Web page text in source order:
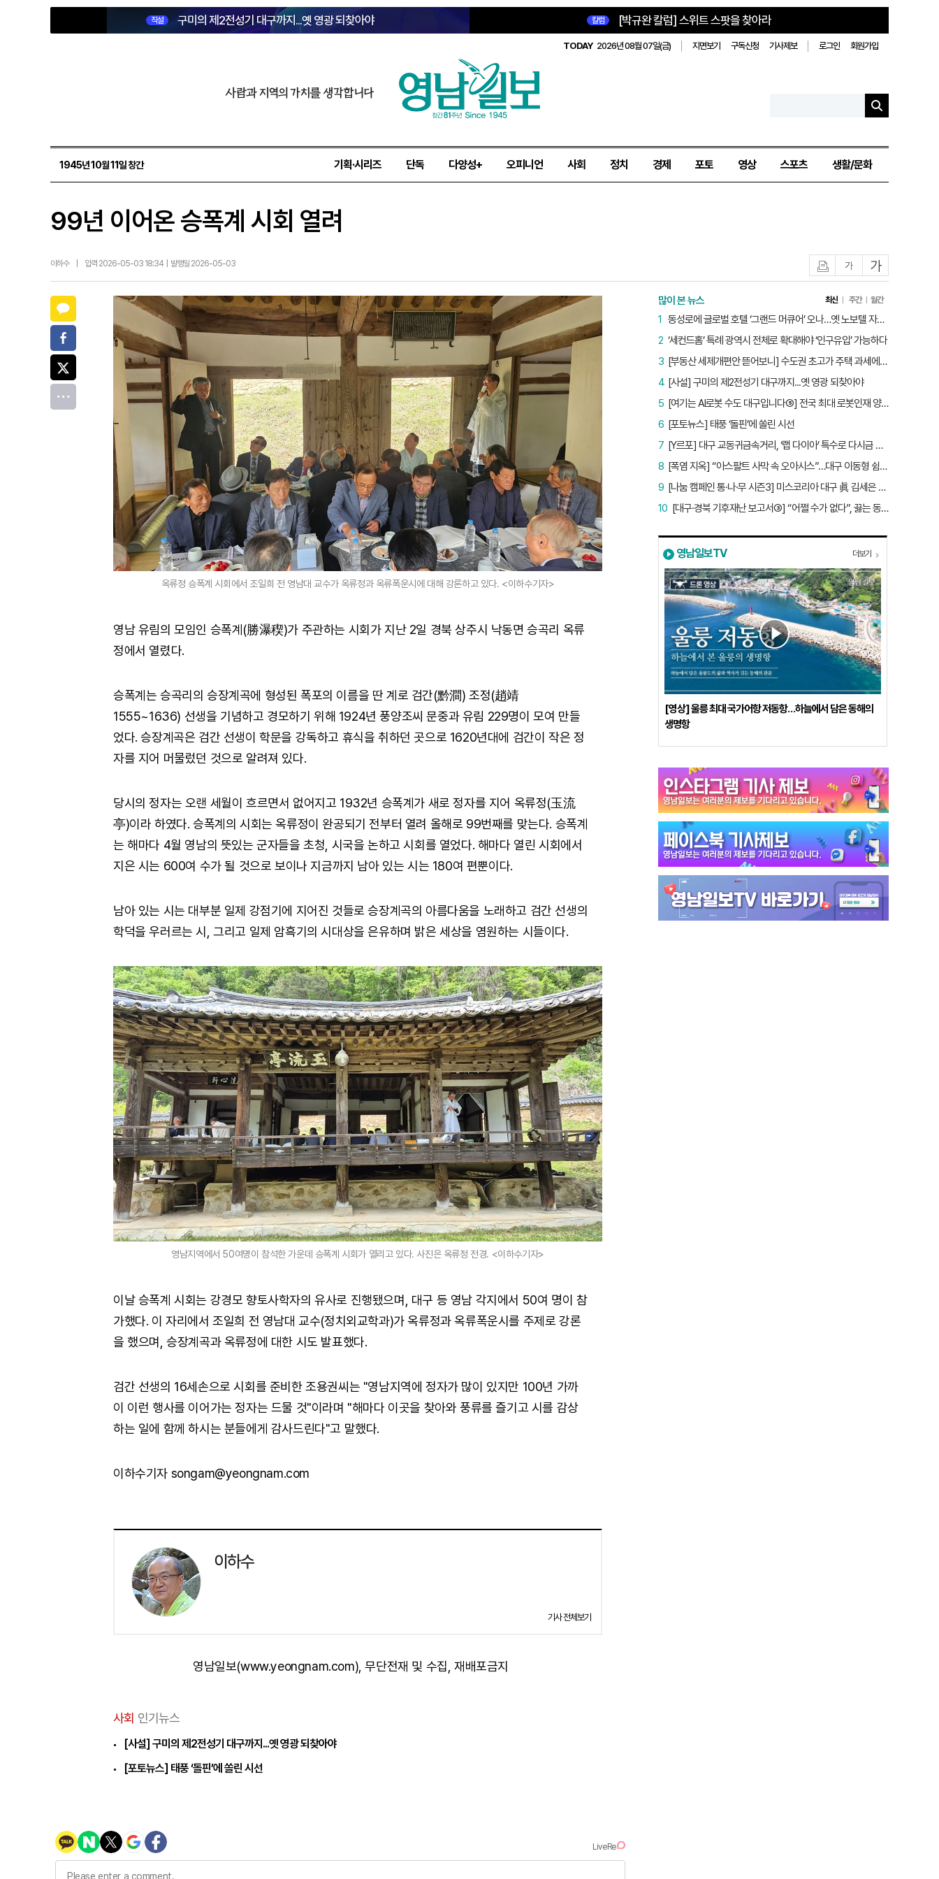
직설 구미의 제2전성기 대구까지...옛 영광 되찾아야 칼럼 [박규완 칼럼] 스위트 스팟을 찾아라
TODAY 2026년 08월 07일(금) 지면보기 구독신청 기사제보 로그인 회원가입
사람과 지역의 가치를 생각합니다
1945년 10월 11일 창간 기획·시리즈 단독 다양성+ 오피니언 사회 정치 경제 포토 영상 스포츠 생활/문화
99년 이어온 승폭계 시회 열려
이하수 입력 2026-05-03 18:34 | 발행일 2026-05-03 글자작게글자크게
옥류정 승폭계 시회에서 조일희 전 영남대 교수가 옥류정과 옥류폭운시에 대해 강론하고 있다. <이하수기자>
영남 유림의 모임인 승폭계(勝瀑稧)가 주관하는 시회가 지난 2일 경북 상주시 낙동면 승곡리 옥류
정에서 열렸다.
승폭계는 승곡리의 승장계곡에 형성된 폭포의 이름을 딴 계로 검간(黔澗) 조정(趙靖
1555~1636) 선생을 기념하고 경모하기 위해 1924년 풍양조씨 문중과 유림 229명이 모여 만들
었다. 승장계곡은 검간 선생이 학문을 강독하고 휴식을 취하던 곳으로 1620년대에 검간이 작은 정
자를 지어 머물렀던 것으로 알려져 있다.
당시의 정자는 오랜 세월이 흐르면서 없어지고 1932년 승폭계가 새로 정자를 지어 옥류정(玉流
亭)이라 하였다. 승폭계의 시회는 옥류정이 완공되기 전부터 열려 올해로 99번째를 맞는다. 승폭계
는 해마다 4월 영남의 뜻있는 군자들을 초청, 시국을 논하고 시회를 열었다. 해마다 열린 시회에서
지은 시는 600여 수가 될 것으로 보이나 지금까지 남아 있는 시는 180여 편뿐이다.
남아 있는 시는 대부분 일제 강점기에 지어진 것들로 승장계곡의 아름다움을 노래하고 검간 선생의
학덕을 우러르는 시, 그리고 일제 암흑기의 시대상을 은유하며 밝은 세상을 염원하는 시들이다.
영남지역에서 50여명이 참석한 가운데 승폭계 시회가 열리고 있다. 사진은 옥류정 전경. <이하수기자>
이날 승폭계 시회는 강경모 향토사학자의 유사로 진행됐으며, 대구 등 영남 각지에서 50여 명이 참
가했다. 이 자리에서 조일희 전 영남대 교수(정치외교학과)가 옥류정과 옥류폭운시를 주제로 강론
을 했으며, 승장계곡과 옥류정에 대한 시도 발표했다.
검간 선생의 16세손으로 시회를 준비한 조용권씨는 "영남지역에 정자가 많이 있지만 100년 가까
이 이런 행사를 이어가는 정자는 드물 것"이라며 "해마다 이곳을 찾아와 풍류를 즐기고 시를 감상
하는 일에 함께 하시는 분들에게 감사드린다"고 말했다.
이하수기자 songam@yeongnam.com
이하수
기사 전체보기
영남일보(www.yeongnam.com), 무단전재 및 수집, 재배포금지
사회 인기뉴스
[사설] 구미의 제2전성기 대구까지...옛 영광 되찾아야
[포토뉴스] 태풍 ‘돌핀’에 쏠린 시선
많이 본 뉴스 최신 주간 월간
동성로에 글로벌 호텔 ‘그랜드 머큐어’ 오나…옛 노보텔 자리 사무실 개설
1
‘세컨드홈’ 특례 광역시 전체로 확대해야 ‘인구유입’ 가능하다
2
[부동산 세제개편안 뜯어보니] 수도권 초고가 주택 과세에만 초점…침체된 지방 부동산 대책은 없다
3
[사설] 구미의 제2전성기 대구까지...옛 영광 되찾아야
4
[여기는 AI로봇 수도 대구입니다⑤] 전국 최대 로봇인재 양성소…“대구산업 맞춤형 교육과정 만들자”
5
[포토뉴스] 태풍 ‘돌핀’에 쏠린 시선
6
[Y르포] 대구 교동귀금속거리, ‘랩 다이아’ 특수로 다시금 활기…“반짝 인기 의존 않는 지속 가능 성장 동력 마련해야”
7
[폭염 지옥] “아스팔트 사막 속 오아시스”…대구 이동형 쉼터 버스 ‘북적’, 지하철역도 ‘바글’
8
[나눔 캠페인 통·나·무 시즌3] 미스코리아 대구 眞 김세은 “내가 받은 응원, 다음 사람에게”
9
[대구·경북 기후재난 보고서③] “어쩔 수가 없다”, 끓는 동해…‘절멸 위기’ 경북 수산업
10
영남일보TV 더보기
[영상] 울릉 최대 국가어항 저동항…하늘에서 담은 동해의
생명항